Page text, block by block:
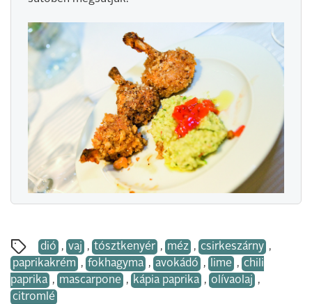
dió , vaj , tósztkenyér , méz , csirkeszárny ,
paprikakrém , fokhagyma , avokádó , lime , chili
paprika , mascarpone , kápia paprika , olívaolaj ,
citromlé